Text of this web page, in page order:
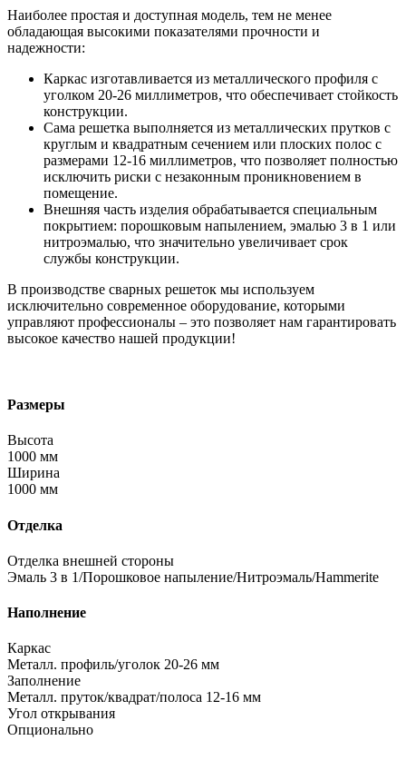
Наиболее простая и доступная модель, тем не менее
обладающая высокими показателями прочности и
надежности:
Каркас изготавливается из металлического профиля с
уголком 20-26 миллиметров, что обеспечивает стойкость
конструкции.
Сама решетка выполняется из металлических прутков с
круглым и квадратным сечением или плоских полос с
размерами 12-16 миллиметров, что позволяет полностью
исключить риски с незаконным проникновением в
помещение.
Внешняя часть изделия обрабатывается специальным
покрытием: порошковым напылением, эмалью 3 в 1 или
нитроэмалью, что значительно увеличивает срок
службы конструкции.
В производстве сварных решеток мы используем
исключительно современное оборудование, которыми
управляют профессионалы – это позволяет нам гарантировать
высокое качество нашей продукции!
Размеры
Высота
1000 мм
Ширина
1000 мм
Отделка
Отделка внешней стороны
Эмаль 3 в 1/Порошковое напыление/Нитроэмаль/Hammerite
Наполнение
Каркас
Металл. профиль/уголок 20-26 мм
Заполнение
Металл. пруток/квадрат/полоса 12-16 мм
Угол открывания
Опционально